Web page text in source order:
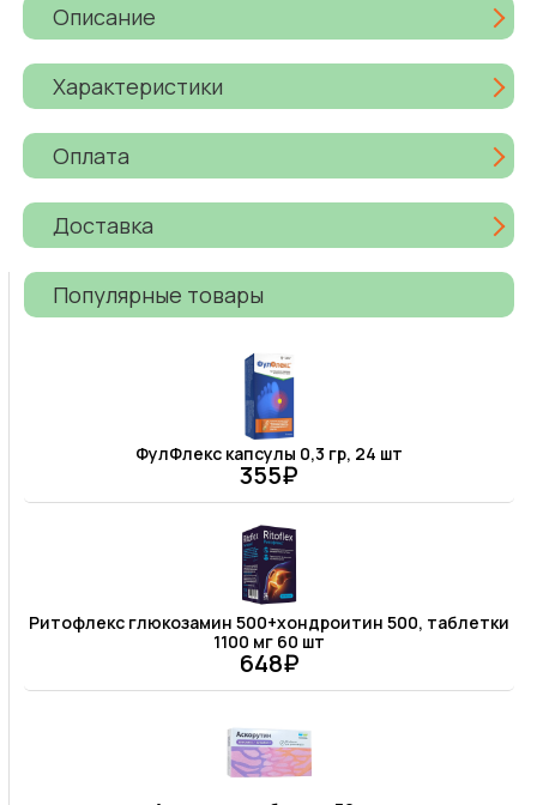
Описание
Характеристики
Оплата
Доставка
Популярные товары
ФулФлекс капсулы 0,3 гр, 24 шт
355₽
Ритофлекс глюкозамин 500+хондроитин 500, таблетки
1100 мг 60 шт
648₽